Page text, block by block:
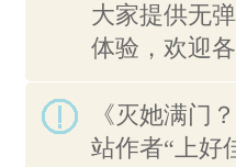
大家提供无
体验，欢迎
《灭她满门
站作者“上好